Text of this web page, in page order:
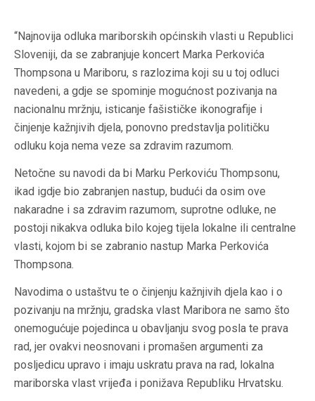
“Najnovija odluka mariborskih općinskih vlasti u Republici
Sloveniji, da se zabranjuje koncert Marka Perkovića
Thompsona u Mariboru, s razlozima koji su u toj odluci
navedeni, a gdje se spominje mogućnost pozivanja na
nacionalnu mržnju, isticanje fašističke ikonografije i
činjenje kažnjivih djela, ponovno predstavlja političku
odluku koja nema veze sa zdravim razumom.
Netočne su navodi da bi Marku Perkoviću Thompsonu,
ikad igdje bio zabranjen nastup, budući da osim ove
nakaradne i sa zdravim razumom, suprotne odluke, ne
postoji nikakva odluka bilo kojeg tijela lokalne ili centralne
vlasti, kojom bi se zabranio nastup Marka Perkovića
Thompsona.
Navodima o ustaštvu te o činjenju kažnjivih djela kao i o
pozivanju na mržnju, gradska vlast Maribora ne samo što
onemogućuje pojedinca u obavljanju svog posla te prava
rad, jer ovakvi neosnovani i promašen argumenti za
posljedicu upravo i imaju uskratu prava na rad, lokalna
mariborska vlast vrijeđa i ponižava Republiku Hrvatsku.